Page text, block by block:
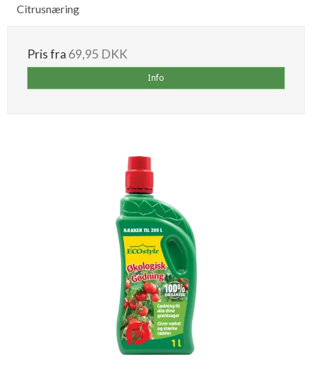
Citrusnæring
Pris fra 69,95 DKK
Info